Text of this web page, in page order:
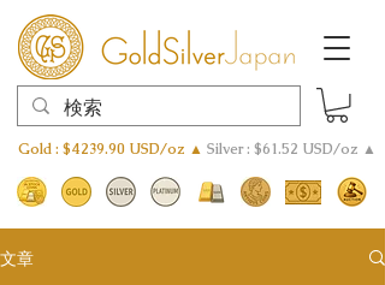
Gold : $4239.90 USD/oz ▲ Silver : $61.52 USD/oz ▲
文章